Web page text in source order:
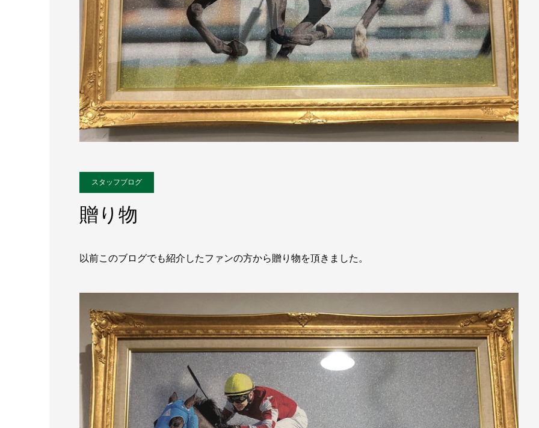
スタッフブログ
贈り物
以前このブログでも紹介したファンの方から贈り物を頂きました。